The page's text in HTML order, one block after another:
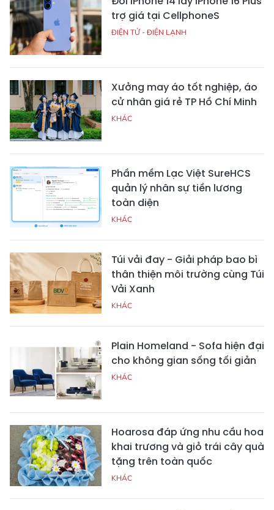
trợ giá tại CellphoneS
ĐIỆN TỬ - ĐIỆN LẠNH
Xưởng may áo tốt nghiệp, áo
cử nhân giá rẻ TP Hồ Chí Minh
KHÁC
Phần mềm Lạc Việt SureHCS
quản lý nhân sự tiền lương
toàn diện
KHÁC
Túi vải đay - Giải pháp bao bì
thân thiện môi trường cùng Túi
Vải Xanh
KHÁC
Plain Homeland - Sofa hiện đại
cho không gian sống tối giản
KHÁC
Hoarosa đáp ứng nhu cầu hoa
khai trương và giỏ trái cây quà
tặng trên toàn quốc
KHÁC